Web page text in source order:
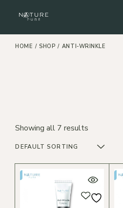
HOME SHOP ANTI-WRINKLE
Showing all 7 results
DEFAULT SORTING